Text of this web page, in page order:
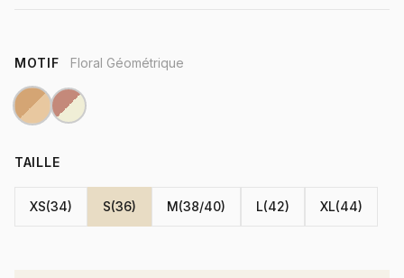
MOTIF Floral Géométrique
TAILLE
XS(34) S(36) M(38/40) L(42) XL(44)